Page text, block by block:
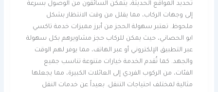
تحديد المواقع الحديثة، يتمكن السائقون من الوصول بسرعة
إلى وجهات الركاب، مما يقلل من وقت الانتظار بشكل
ملحوظ. تعتبر سهولة الحجز من أبرز مميزات خدمة تاكسي
ابو الحصاني، حيث يمكن للركاب حجز مشاويرهم بكل سهولة
عبر التطبيق الإلكتروني أو عبر الهاتف، مما يوفر لهم الوقت
والجهد. كما تُقدم الخدمة خيارات متنوعة تناسب جميع
الفئات، من الركوب الفردي إلى العائلات الكبيرة، مما يجعلها
مثالية لمختلف احتياجات التنقل. بعيداً عن خدمات النقل